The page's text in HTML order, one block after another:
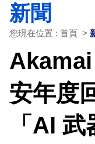
新聞
您現在位置 : 首頁 >
安年度
「AI